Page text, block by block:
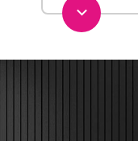
Kvalitetan
slike, bez